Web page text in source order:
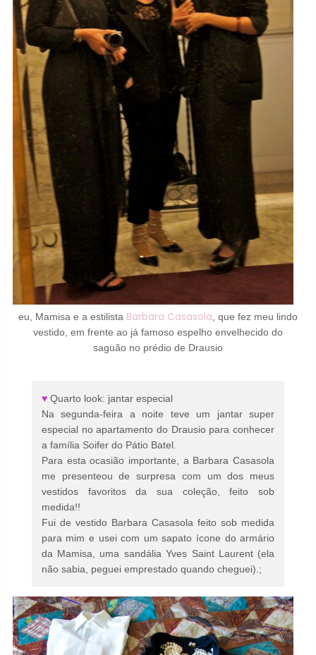
eu, Mamisa e a estilista Barbara Casasola, que fez meu lindo
vestido, em frente ao já famoso espelho envelhecido do
saguão no prédio de Drausio
♥ Quarto look: jantar especial
Na segunda-feira a noite teve um jantar super
especial no apartamento do Drausio para conhecer
a família Soifer do Pátio Batel.
Para esta ocasião importante, a Barbara Casasola
me presenteou de surpresa com um dos meus
vestidos favoritos da sua coleção, feito sob
medida!!
Fui de vestido Barbara Casasola feito sob medida
para mim e usei com um sapato ícone do armário
da Mamisa, uma sandália Yves Saint Laurent (ela
não sabia, peguei emprestado quando cheguei).;